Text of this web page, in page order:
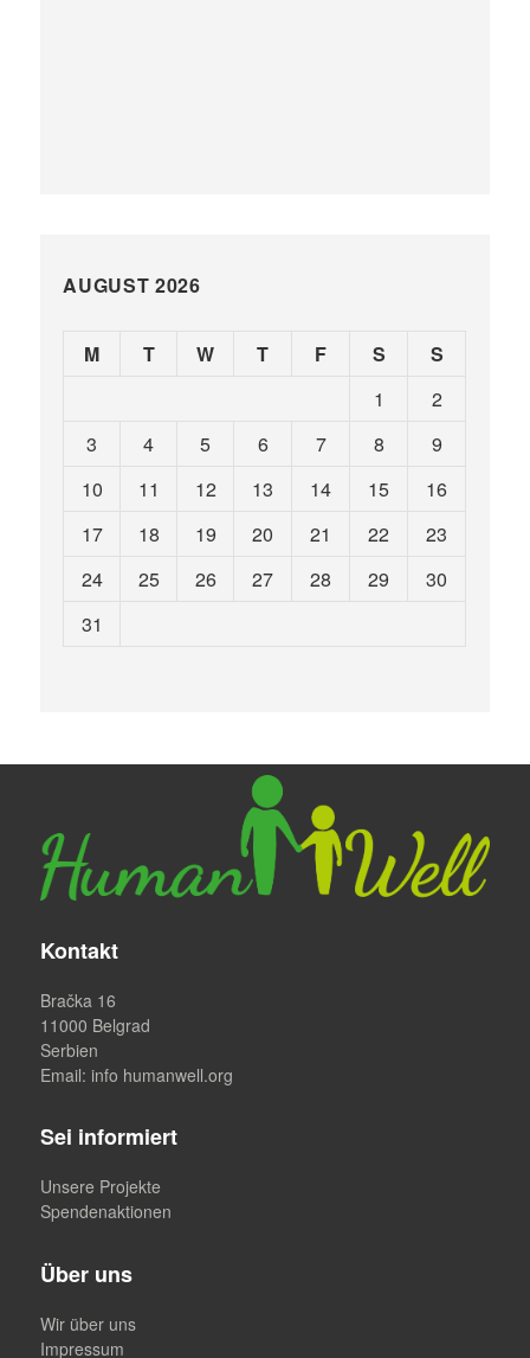
AUGUST 2026
M T W T F S
S
1
2
3
4 5 6 7 8
9
10
11 12 13 14 15
16
17
18 19 20 21 22
23
24
25 26 27 28 29
30
31
Kontakt
Bračka 16
11000 Belgrad
Serbien
Email: info humanwell.org
Sei informiert
Unsere Projekte
Spendenaktionen
Über uns
Wir über uns
Impressum